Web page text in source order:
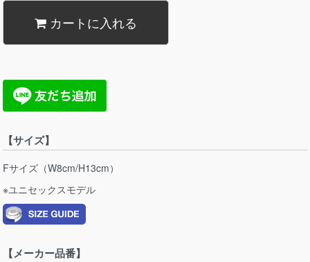
カートに入れる
【サイズ】
Fサイズ（W8cm/H13cm）
※ユニセックスモデル
【メーカー品番】